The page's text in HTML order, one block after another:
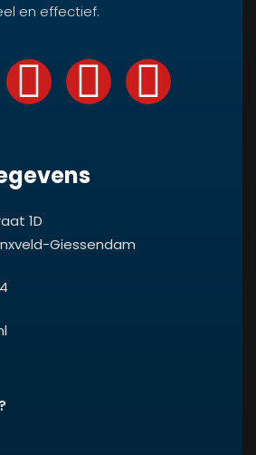
en effectief.
1D
Giessendam